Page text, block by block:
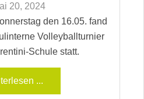
20, 2024
den 16.05. fand
Volleyballturnier
Schule statt.
...